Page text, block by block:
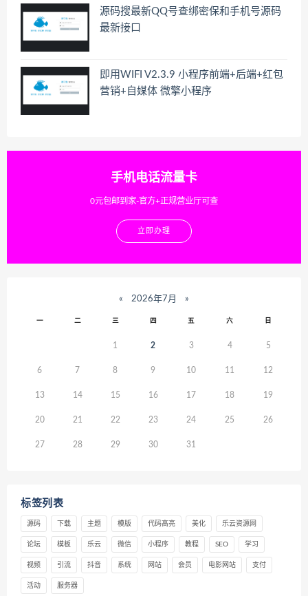
源码搜最新QQ号查绑密保和手机号源码
最新接口
即用WIFI V2.3.9 小程序前端+后端+红包
营销+自媒体 微擎小程序
手机电话流量卡
0元包邮到家-官方+正规营业厅可查
立即办理
« 2026年7月 »
一 二 三 四 五 六 日
1 2 3 4 5
6 7 8 9 10 11 12
13 14 15 16 17 18 19
20 21 22 23 24 25 26
27 28 29 30 31
标签列表
源码 下载 主题 模版 代码高亮 美化 乐云资源网
论坛 模板 乐云 微信 小程序 教程 SEO 学习
视频 引流 抖音 系统 网站 会员 电影网站 支付
活动 服务器